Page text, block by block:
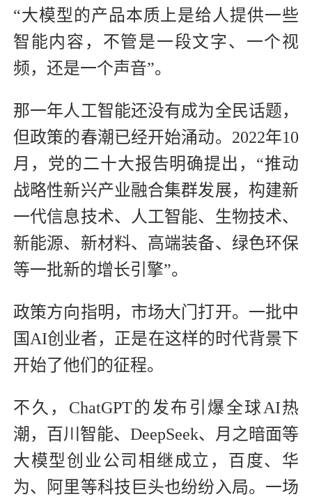
“大模型的产品本质上是给人提供一些
智能内容，不管是一段文字、一个视
频，还是一个声音”。
那一年人工智能还没有成为全民话题，
但政策的春潮已经开始涌动。2022年10
月，党的二十大报告明确提出，“推动
战略性新兴产业融合集群发展，构建新
一代信息技术、人工智能、生物技术、
新能源、新材料、高端装备、绿色环保
等一批新的增长引擎”。
政策方向指明，市场大门打开。一批中
国AI创业者，正是在这样的时代背景下
开始了他们的征程。
不久，ChatGPT的发布引爆全球AI热
潮，百川智能、DeepSeek、月之暗面等
大模型创业公司相继成立，百度、华
为、阿里等科技巨头也纷纷入局。一场